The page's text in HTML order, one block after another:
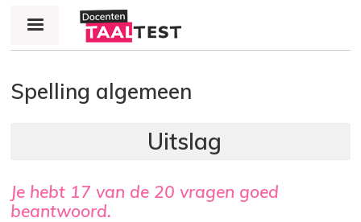
Spelling algemeen
Je hebt 17 van de 20 vragen goed
beantwoord.